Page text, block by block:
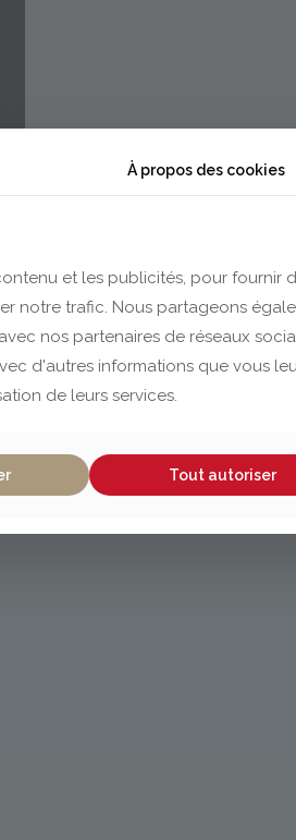
À propos des cookies
et les publicités, pour fournir
notre trafic. Nous partageons
nos partenaires de réseaux
d'autres informations que vous
de leurs services.
Tout autoriser